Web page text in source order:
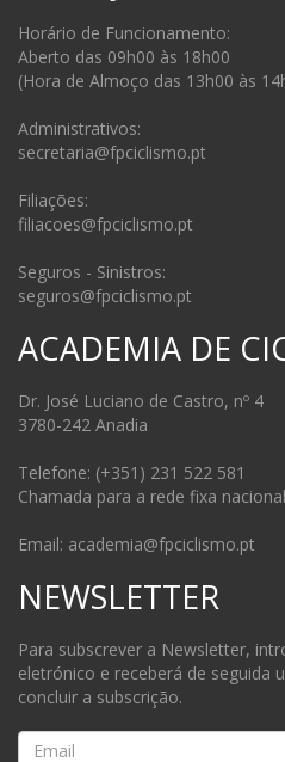
Horário de Funcionamento:
Aberto das 09h00 às 18h00
(Hora de Almoço das 13h00 às
Administrativos:
secretaria@fpciclismo.pt
Filiações:
filiacoes@fpciclismo.pt
Seguros - Sinistros:
seguros@fpciclismo.pt
ACADEMIA DE
Dr. José Luciano de Castro, nº 4
3780-242 Anadia
Telefone: (+351) 231 522 581
Chamada para a rede fixa nacional
Email: academia@fpciclismo.pt
NEWSLETTER
Para subscrever a Newsletter,
eletrónico e receberá de seguida
concluir a subscrição.
Email